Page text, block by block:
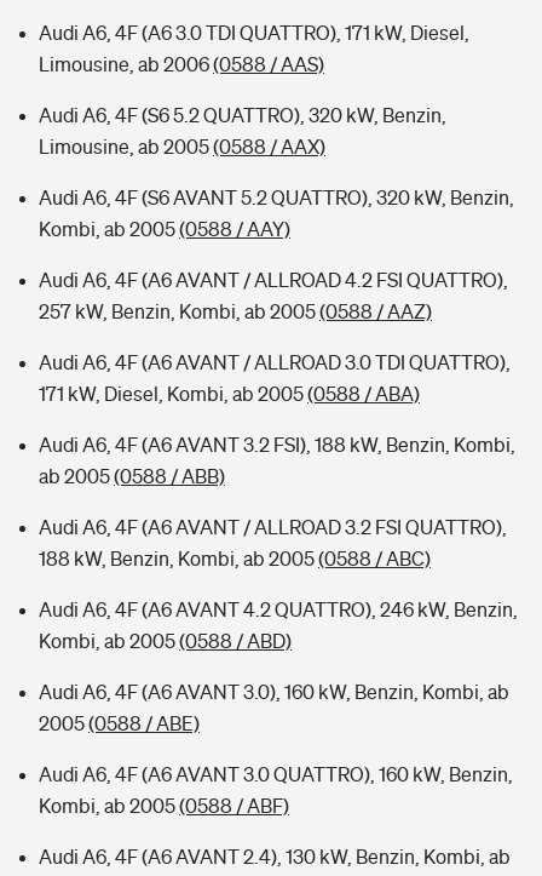
Audi A6, 4F (A6 3.0 TDI QUATTRO), 171 kW, Diesel,
Limousine, ab 2006(0588 / AAS)
Audi A6, 4F (S6 5.2 QUATTRO), 320 kW, Benzin,
Limousine, ab 2005(0588 / AAX)
Audi A6, 4F (S6 AVANT 5.2 QUATTRO), 320 kW, Benzin,
Kombi, ab 2005(0588 / AAY)
Audi A6, 4F (A6 AVANT / ALLROAD 4.2 FSI QUATTRO),
257 kW, Benzin, Kombi, ab 2005(0588 / AAZ)
Audi A6, 4F (A6 AVANT / ALLROAD 3.0 TDI QUATTRO),
171 kW, Diesel, Kombi, ab 2005(0588 / ABA)
Audi A6, 4F (A6 AVANT 3.2 FSI), 188 kW, Benzin, Kombi,
ab 2005(0588 / ABB)
Audi A6, 4F (A6 AVANT / ALLROAD 3.2 FSI QUATTRO),
188 kW, Benzin, Kombi, ab 2005(0588 / ABC)
Audi A6, 4F (A6 AVANT 4.2 QUATTRO), 246 kW, Benzin,
Kombi, ab 2005(0588 / ABD)
Audi A6, 4F (A6 AVANT 3.0), 160 kW, Benzin, Kombi, ab
2005(0588 / ABE)
Audi A6, 4F (A6 AVANT 3.0 QUATTRO), 160 kW, Benzin,
Kombi, ab 2005(0588 / ABF)
Audi A6, 4F (A6 AVANT 2.4), 130 kW, Benzin, Kombi, ab